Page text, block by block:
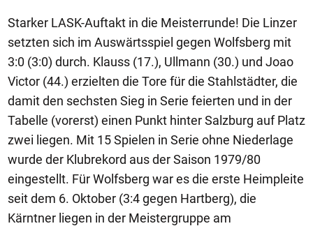
Starker LASK-Auftakt in die Meisterrunde! Die Linzer
setzten sich im Auswärtsspiel gegen Wolfsberg mit
3:0 (3:0) durch. Klauss (17.), Ullmann (30.) und Joao
Victor (44.) erzielten die Tore für die Stahlstädter, die
damit den sechsten Sieg in Serie feierten und in der
Tabelle (vorerst) einen Punkt hinter Salzburg auf Platz
zwei liegen. Mit 15 Spielen in Serie ohne Niederlage
wurde der Klubrekord aus der Saison 1979/80
eingestellt. Für Wolfsberg war es die erste Heimpleite
seit dem 6. Oktober (3:4 gegen Hartberg), die
Kärntner liegen in der Meistergruppe am